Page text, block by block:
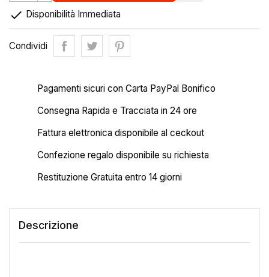
 Disponibilità Immediata
Condividi
Pagamenti sicuri con Carta PayPal Bonifico
Consegna Rapida e Tracciata in 24 ore
Fattura elettronica disponibile al ceckout
Confezione regalo disponibile su richiesta
Restituzione Gratuita entro 14 giorni
Descrizione